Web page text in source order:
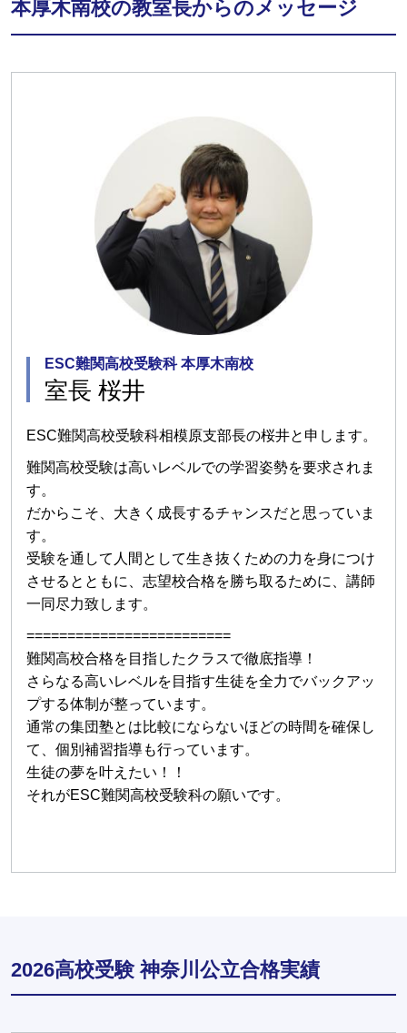
本厚木南校の教室長からのメッセージ
ESC難関高校受験科 本厚木南校
室長 桜井
ESC難関高校受験科相模原支部長の桜井と申します。
難関高校受験は高いレベルでの学習姿勢を要求されま
す。
だからこそ、大きく成長するチャンスだと思っていま
す。
受験を通して人間として生き抜くための力を身につけ
させるとともに、志望校合格を勝ち取るために、講師
一同尽力致します。
=========================
難関高校合格を目指したクラスで徹底指導！
さらなる高いレベルを目指す生徒を全力でバックアッ
プする体制が整っています。
通常の集団塾とは比較にならないほどの時間を確保し
て、個別補習指導も行っています。
生徒の夢を叶えたい！！
それがESC難関高校受験科の願いです。
2026高校受験 神奈川公立合格実績